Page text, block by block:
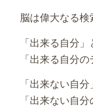
脳は偉大なる検
「出来る自分」
「出来る自分
「出来ない自分
「出来ない自